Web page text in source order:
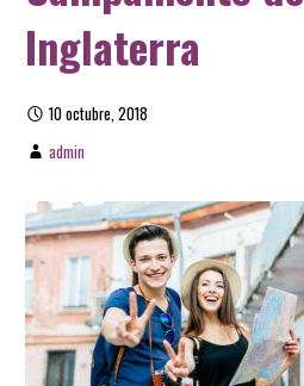
Inglaterra
10 octubre, 2018
admin